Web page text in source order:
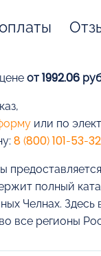
от 1992.06
или по
8 (800) 101-53-32
полный
Челнах. Здесь
все регионы